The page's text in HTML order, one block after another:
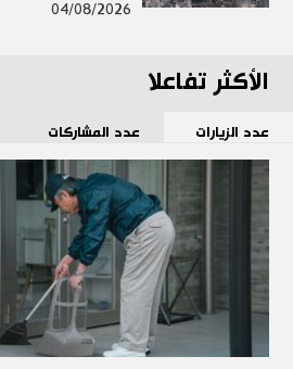
04/08/2026
الأكثر تفاعلا
عدد الزيارات عدد المشاركات